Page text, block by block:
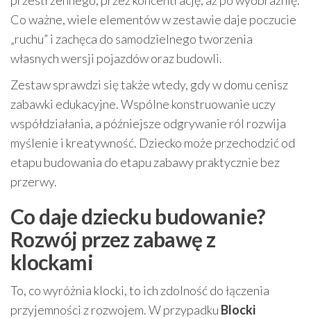
Co ważne, wiele elementów w zestawie daje poczucie
„ruchu” i zachęca do samodzielnego tworzenia
własnych wersji pojazdów oraz budowli.
Zestaw sprawdzi się także wtedy, gdy w domu cenisz
zabawki edukacyjne. Wspólne konstruowanie uczy
współdziałania, a późniejsze odgrywanie ról rozwija
myślenie i kreatywność. Dziecko może przechodzić od
etapu budowania do etapu zabawy praktycznie bez
przerwy.
Co daje dziecku budowanie?
Rozwój przez zabawę z
klockami
To, co wyróżnia klocki, to ich zdolność do łączenia
przyjemności z rozwojem. W przypadku Blocki